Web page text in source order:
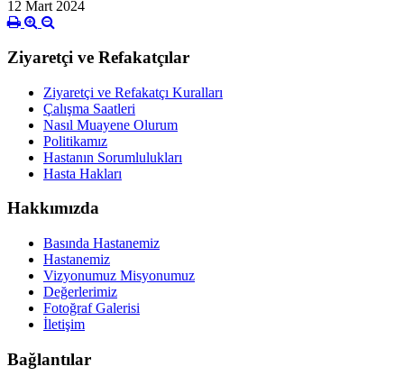
12 Mart 2024
Ziyaretçi ve Refakatçılar
Ziyaretçi ve Refakatçı Kuralları
Çalışma Saatleri
Nasıl Muayene Olurum
Politikamız
Hastanın Sorumlulukları
Hasta Hakları
Hakkımızda
Basında Hastanemiz
Hastanemiz
Vizyonumuz Misyonumuz
Değerlerimiz
Fotoğraf Galerisi
İletişim
Bağlantılar